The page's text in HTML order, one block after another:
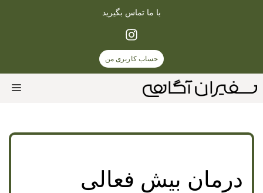
با ما تماس بگیرید
حساب کاربری من
درمان بیش فعالی